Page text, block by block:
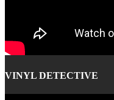
VINYL DETECTIVE